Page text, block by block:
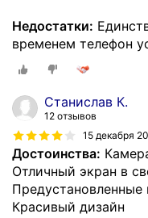
Недостатки:
временем телефон
Станислав К.
12 отзывов
15 декабря
Достоинства:
Отличный экран в
Предустановленные
Красивый дизайн